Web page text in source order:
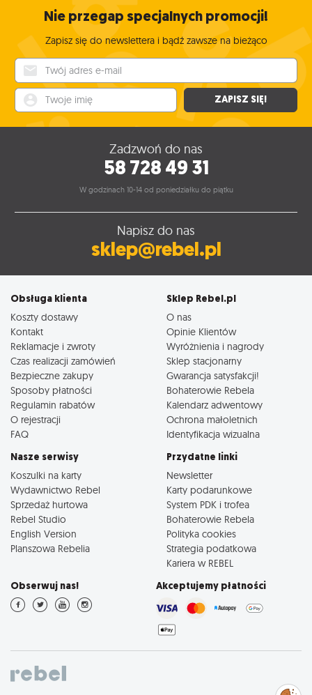
Nie przegap specjalnych promocji!
Zapisz się do newslettera i bądź zawsze na bieżąco
ZAPISZ SIĘ!
Zadzwoń do nas
58 728 49 31
W godzinach 10-14 od poniedziałku do piątku
Napisz do nas
sklep@rebel.pl
Obsługa klienta
Koszty dostawy
Kontakt
Reklamacje i zwroty
Czas realizacji zamówień
Bezpieczne zakupy
Sposoby płatności
Regulamin rabatów
O rejestracji
FAQ
Sklep Rebel.pl
O nas
Opinie Klientów
Wyróżnienia i nagrody
Sklep stacjonarny
Gwarancja satysfakcji!
Bohaterowie Rebela
Kalendarz adwentowy
Ochrona małoletnich
Identyfikacja wizualna
Nasze serwisy
Koszulki na karty
Wydawnictwo Rebel
Sprzedaż hurtowa
Rebel Studio
English Version
Planszowa Rebelia
Przydatne linki
Newsletter
Karty podarunkowe
System PDK i trofea
Bohaterowie Rebela
Polityka cookies
Strategia podatkowa
Kariera w REBEL
Obserwuj nas! Akceptujemy płatności
Zarządzaj